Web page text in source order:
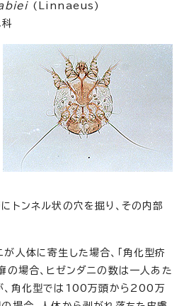
(Linnaeus)
トンネル状の穴を掘り、その内部
人体に寄生した場合、「角化型疥
の場合、ヒゼンダニの数は一人あた
、角化型では100万頭から200万